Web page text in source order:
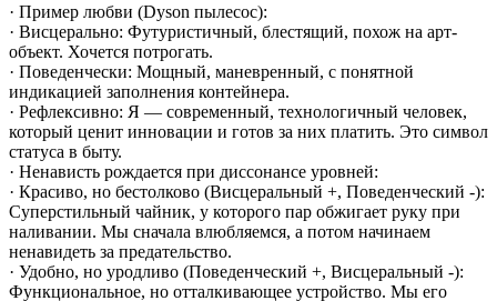
· Пример любви (Dyson пылесос):
· Висцерально: Футуристичный, блестящий, похож на арт-
объект. Хочется потрогать.
· Поведенчески: Мощный, маневренный, с понятной
индикацией заполнения контейнера.
· Рефлексивно: Я — современный, технологичный человек,
который ценит инновации и готов за них платить. Это символ
статуса в быту.
· Ненависть рождается при диссонансе уровней:
· Красиво, но бестолково (Висцеральный +, Поведенческий -):
Суперстильный чайник, у которого пар обжигает руку при
наливании. Мы сначала влюбляемся, а потом начинаем
ненавидеть за предательство.
· Удобно, но уродливо (Поведенческий +, Висцеральный -):
Функциональное, но отталкивающее устройство. Мы его